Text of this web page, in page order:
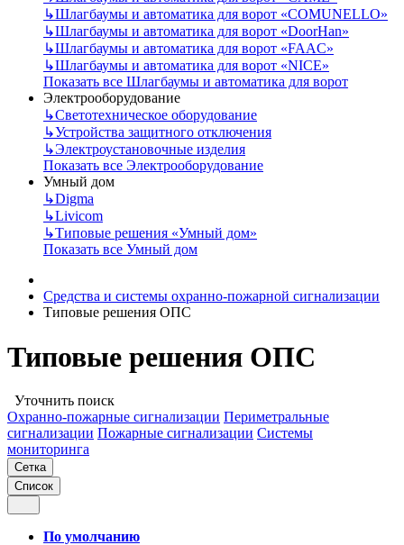
↳Шлагбаумы и автоматика для ворот «COMUNELLO»
↳Шлагбаумы и автоматика для ворот «DoorHan»
↳Шлагбаумы и автоматика для ворот «FAAC»
↳Шлагбаумы и автоматика для ворот «NICE»
Показать все Шлагбаумы и автоматика для ворот
Электрооборудование
↳Светотехническое оборудование
↳Устройства защитного отключения
↳Электроустановочные изделия
Показать все Электрооборудование
Умный дом
↳Digma
↳Livicom
↳Типовые решения «Умный дом»
Показать все Умный дом
Средства и системы охранно-пожарной сигнализации
Типовые решения ОПС
Типовые решения ОПС
Уточнить поиск
Охранно-пожарные сигнализации Периметральные
сигнализации Пожарные сигнализации Системы
мониторинга
Сетка
Список
По умолчанию